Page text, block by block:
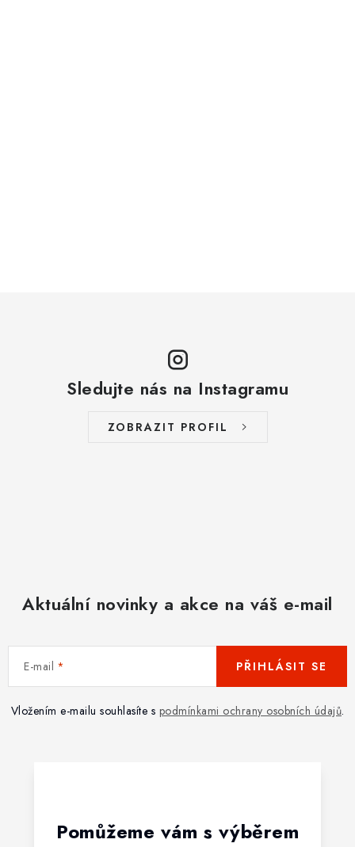
Sledujte nás na Instagramu
ZOBRAZIT PROFIL
Aktuální novinky a akce na váš e-mail
E-mail
Vložením e-mailu souhlasíte s podmínkami ochrany osobních údajů.
PŘIHLÁSIT SE
Pomůžeme vám s výběrem